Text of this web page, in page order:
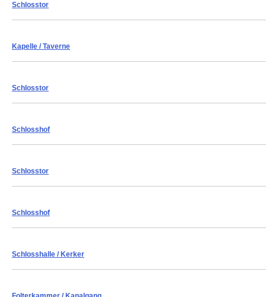
Schlosstor
Kapelle / Taverne
Schlosstor
Schlosshof
Schlosstor
Schlosshof
Schlosshalle / Kerker